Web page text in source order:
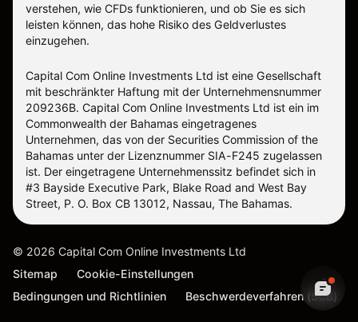
verstehen, wie CFDs funktionieren, und ob Sie es sich
leisten können, das hohe Risiko des Geldverlustes
einzugehen.
Capital Com Online Investments Ltd ist eine Gesellschaft
mit beschränkter Haftung mit der Unternehmensnummer
209236B. Capital Com Online Investments Ltd ist ein im
Commonwealth der Bahamas eingetragenes
Unternehmen, das von der Securities Commission of the
Bahamas unter der Lizenznummer SIA-F245 zugelassen
ist. Der eingetragene Unternehmenssitz befindet sich in
#3 Bayside Executive Park, Blake Road and West Bay
Street, P. O. Box CB 13012, Nassau, The Bahamas.
© 2026 Capital Com Online Investments Ltd
Sitemap
Cookie-Einstellungen
Bedingungen und Richtlinien
Beschwerdeverfahren (SCB)